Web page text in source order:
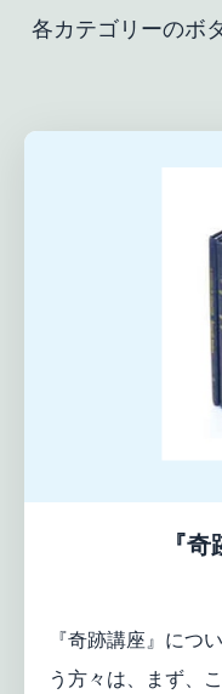
各カテゴリーのボ
『
『奇跡講座』につ
う方々は、まず、